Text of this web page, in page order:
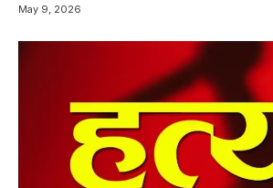
May 9, 2026